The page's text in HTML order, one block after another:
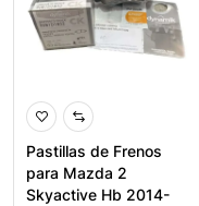
Pastillas de Frenos
para Mazda 2
Skyactive Hb 2014-